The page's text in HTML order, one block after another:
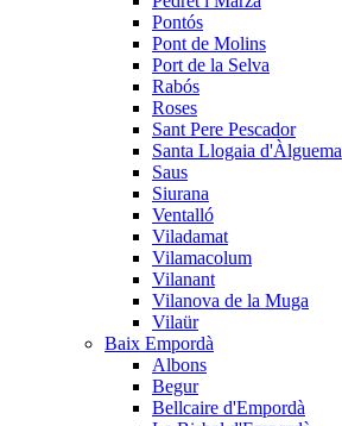
Pontós
Pont de Molins
Port de la Selva
Rabós
Roses
Sant Pere Pescador
Santa Llogaia d'Àlguema
Saus
Siurana
Ventalló
Viladamat
Vilamacolum
Vilanant
Vilanova de la Muga
Vilaür
Baix Empordà
Albons
Begur
Bellcaire d'Empordà